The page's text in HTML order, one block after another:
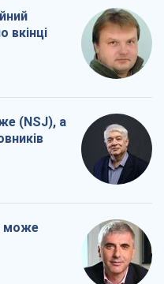
вкінці
(NSJ), а
може